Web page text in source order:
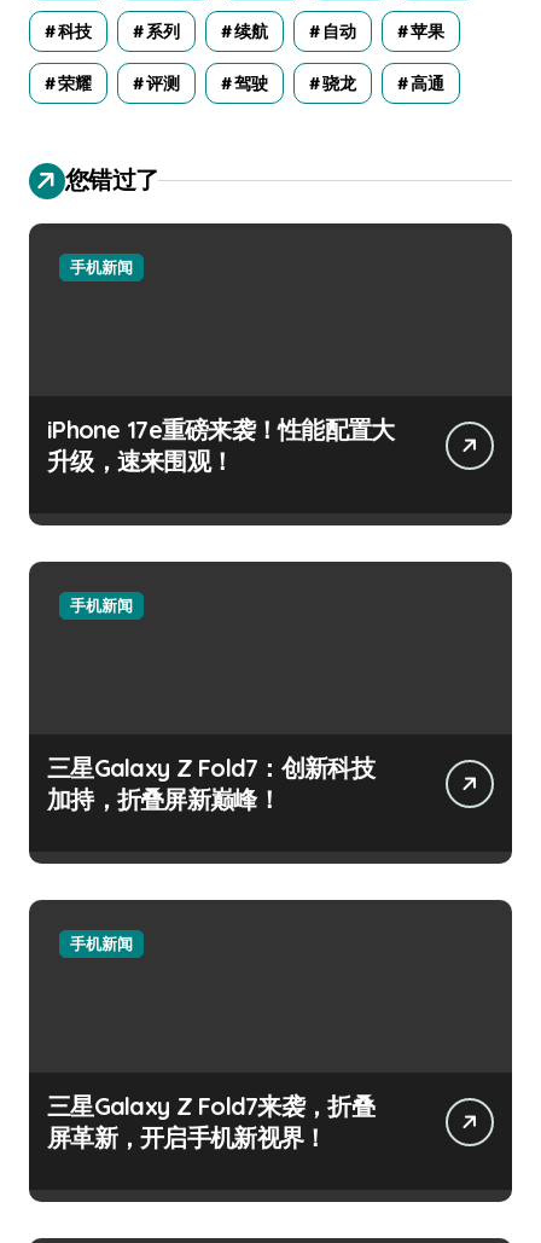
科技 系列 续航 自动 苹果
荣耀 评测 驾驶 骁龙 高通
您错过了
手机新闻
iPhone 17e重磅来袭！性能配置大
升级，速来围观！
手机新闻
三星Galaxy Z Fold7：创新科技
加持，折叠屏新巅峰！
手机新闻
三星Galaxy Z Fold7来袭，折叠
屏革新，开启手机新视界！